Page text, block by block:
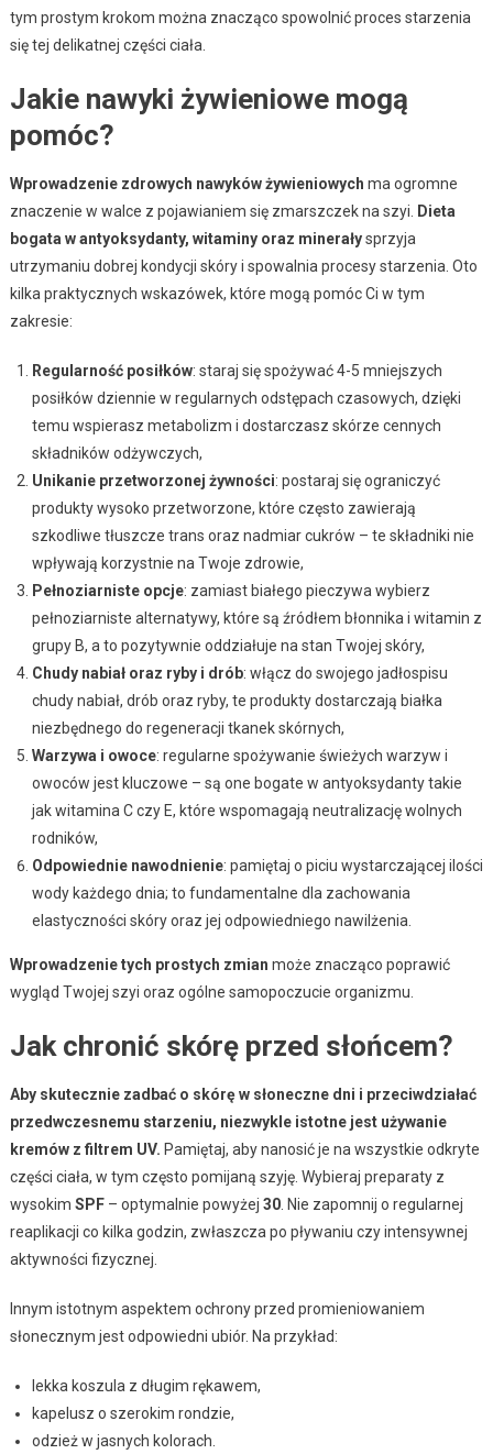
tym prostym krokom można znacząco spowolnić proces starzenia
się tej delikatnej części ciała.
Jakie nawyki żywieniowe mogą
pomóc?
Wprowadzenie zdrowych nawyków żywieniowych ma ogromne
znaczenie w walce z pojawianiem się zmarszczek na szyi. Dieta
bogata w antyoksydanty, witaminy oraz minerałysprzyja
utrzymaniu dobrej kondycji skóry i spowalnia procesy starzenia. Oto
kilka praktycznych wskazówek, które mogą pomóc Ci w tym
zakresie:
Regularność posiłków: staraj się spożywać 4-5 mniejszych
posiłków dziennie w regularnych odstępach czasowych, dzięki
temu wspierasz metabolizm i dostarczasz skórze cennych
składników odżywczych,
Unikanie przetworzonej żywności: postaraj się ograniczyć
produkty wysoko przetworzone, które często zawierają
szkodliwe tłuszcze trans oraz nadmiar cukrów – te składniki nie
wpływają korzystnie na Twoje zdrowie,
Pełnoziarniste opcje: zamiast białego pieczywa wybierz
pełnoziarniste alternatywy, które są źródłem błonnika i witamin z
grupy B, a to pozytywnie oddziałuje na stan Twojej skóry,
Chudy nabiał oraz ryby i drób: włącz do swojego jadłospisu
chudy nabiał, drób oraz ryby, te produkty dostarczają białka
niezbędnego do regeneracji tkanek skórnych,
Warzywa i owoce: regularne spożywanie świeżych warzyw i
owoców jest kluczowe – są one bogate w antyoksydanty takie
jak witamina C czy E, które wspomagają neutralizację wolnych
rodników,
Odpowiednie nawodnienie: pamiętaj o piciu wystarczającej ilości
wody każdego dnia; to fundamentalne dla zachowania
elastyczności skóry oraz jej odpowiedniego nawilżenia.
Wprowadzenie tych prostych zmian może znacząco poprawić
wygląd Twojej szyi oraz ogólne samopoczucie organizmu.
Jak chronić skórę przed słońcem?
Aby skutecznie zadbać o skórę w słoneczne dni i przeciwdziałać
przedwczesnemu starzeniu, niezwykle istotne jest używanie
kremów z filtrem UV. Pamiętaj, aby nanosić je na wszystkie odkryte
części ciała, w tym często pomijaną szyję. Wybieraj preparaty z
wysokim SPF– optymalnie powyżej 30. Nie zapomnij o regularnej
reaplikacji co kilka godzin, zwłaszcza po pływaniu czy intensywnej
aktywności fizycznej.
Innym istotnym aspektem ochrony przed promieniowaniem
słonecznym jest odpowiedni ubiór. Na przykład:
lekka koszula z długim rękawem,
kapelusz o szerokim rondzie,
odzież w jasnych kolorach.